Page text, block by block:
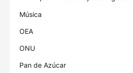
Música
OEA
ONU
Pan de Azúcar